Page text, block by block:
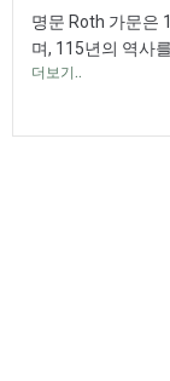
명문 Roth 가문은
며, 115년의 역사
더보기..